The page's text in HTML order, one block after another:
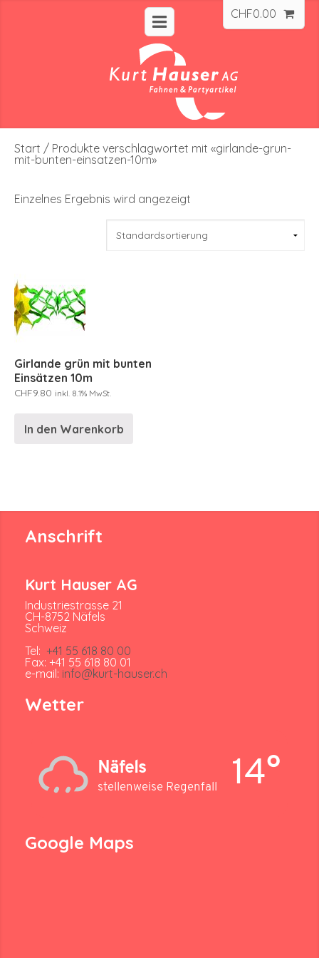
CHF0.00
Start / Produkte verschlagwortet mit «girlande-grun-
mit-bunten-einsatzen-10m»
Einzelnes Ergebnis wird angezeigt
Girlande grün mit bunten
Einsätzen 10m
CHF9.80 inkl. 8.1% MwSt.
In den Warenkorb
Anschrift
Kurt Hauser AG
Industriestrasse 21
CH-8752 Näfels
Schweiz
Tel: +41 55 618 80 00
Fax: +41 55 618 80 01
e-mail: info@kurt-hauser.ch
Wetter
Näfels
stellenweise Regenfall 14°
Google Maps